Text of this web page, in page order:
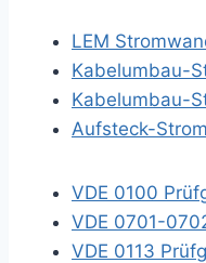
LEM
Kabelumbau-
Kabelumbau-
Aufsteck-
VDE 0100
VDE 0701-
VDE 0113